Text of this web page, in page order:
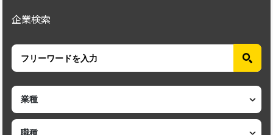
企業検索